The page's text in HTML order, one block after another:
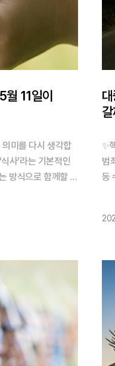
월 11일이
의미를 다시 생각합
방식으로 함께할 수
✨
범
동
전